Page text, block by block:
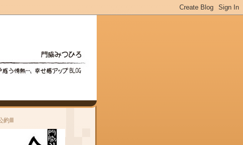
約Ⅲ